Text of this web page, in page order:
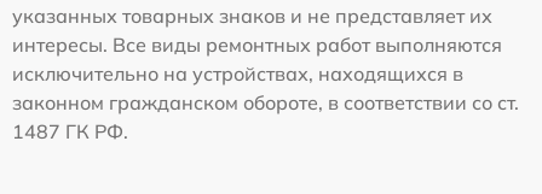
указанных товарных знаков и не представляет их
интересы. Все виды ремонтных работ выполняются
исключительно на устройствах, находящихся в
законном гражданском обороте, в соответствии со ст.
1487 ГК РФ.